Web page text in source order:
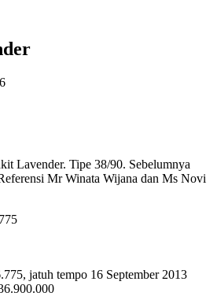
Lavender. Tipe 38/90. Sebelumnya
Mr Winata Wijana dan Ms Novi
jatuh tempo 16 September 2013